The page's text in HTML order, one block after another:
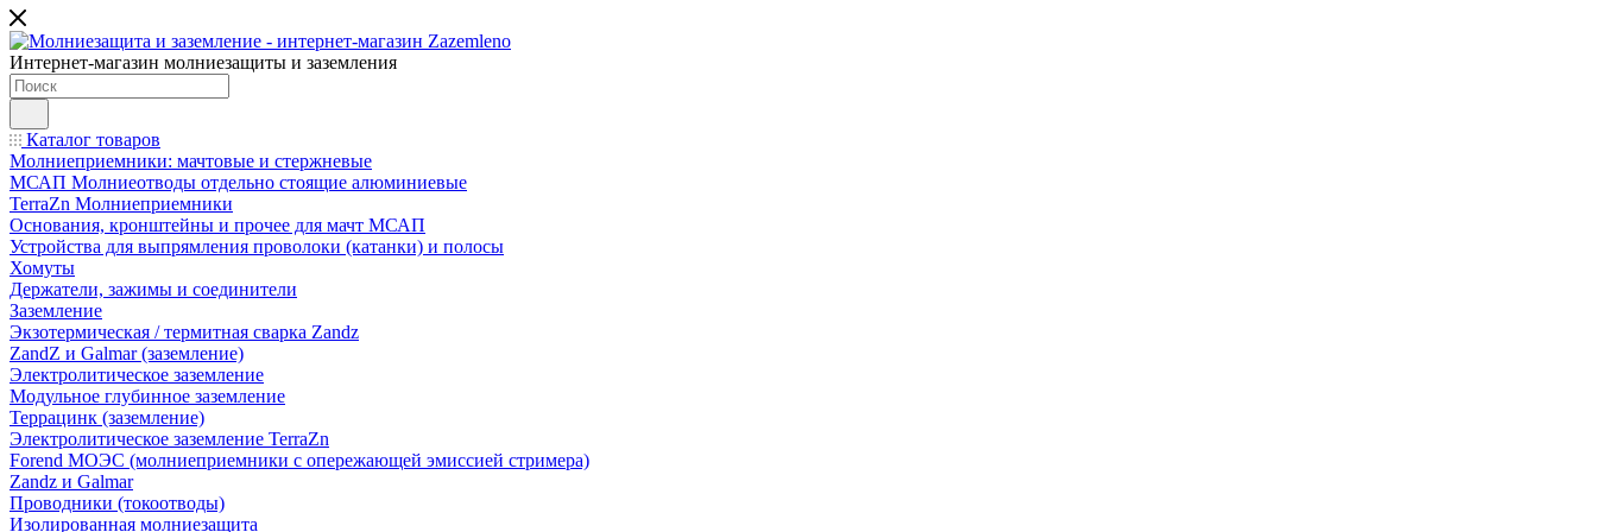
Интернет-магазин молниезащиты и заземления
Каталог товаров
Молниеприемники: мачтовые и стержневые
МСАП Молниеотводы отдельно стоящие алюминиевые
TerraZn Молниеприемники
Основания, кронштейны и прочее для мачт МСАП
Устройства для выпрямления проволоки (катанки) и полосы
Хомуты
Держатели, зажимы и соединители
Заземление
Экзотермическая / термитная сварка Zandz
ZandZ и Galmar (заземление)
Электролитическое заземление
Модульное глубинное заземление
Террацинк (заземление)
Электролитическое заземление TerraZn
Forend МОЭС (молниеприемники с опережающей эмиссией стримера)
Zandz и Galmar
Проводники (токоотводы)
Изолированная молниезащита